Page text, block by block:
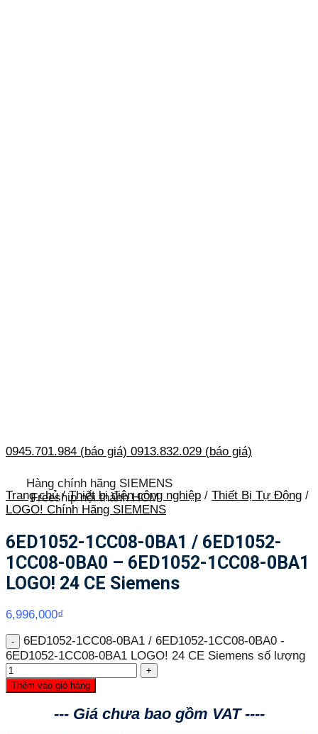
0945.701.984 (báo giá) 0913.832.029 (báo giá)
Hàng chính hãng SIEMENS
Freeship nội thành HCM
Trang chủ / Thiết bị điện công nghiệp / Thiết Bị Tự Động /
LOGO! Chính Hãng SIEMENS
6ED1052-1CC08-0BA1 / 6ED1052-
1CC08-0BA0 – 6ED1052-1CC08-0BA1
LOGO! 24 CE Siemens
6,996,000₫
6ED1052-1CC08-0BA1 / 6ED1052-1CC08-0BA0 -
6ED1052-1CC08-0BA1 LOGO! 24 CE Siemens số lượng
Thêm vào giỏ hàng
--- Giá chưa bao gồm VAT ----